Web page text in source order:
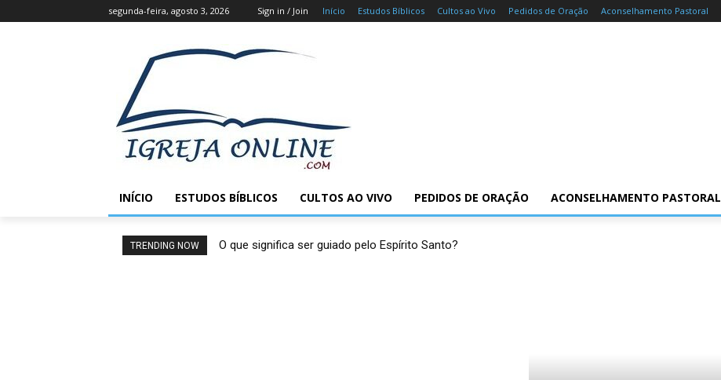
segunda-feira, agosto 3, 2026 Sign in / Join Início Estudos Bíblicos Cultos ao Vivo Pedidos de Oração Aconselhamento Pastoral
INÍCIO ESTUDOS BÍBLICOS CULTOS AO VIVO PEDIDOS DE ORAÇÃO ACONSELHAMENTO PASTORAL
TRENDING NOW O que significa ser guiado pelo Espírito Santo?